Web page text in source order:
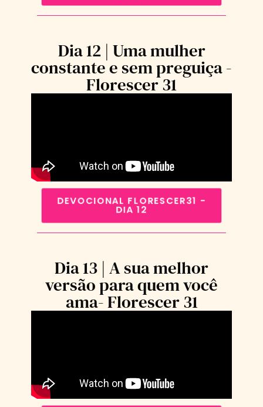
Dia 12 | Uma mulher
constante e sem preguiça -
Florescer 31
DEVOCIONAL FLORESCER31 -
DIA 12
Dia 13 | A sua melhor
versão para quem você
ama- Florescer 31